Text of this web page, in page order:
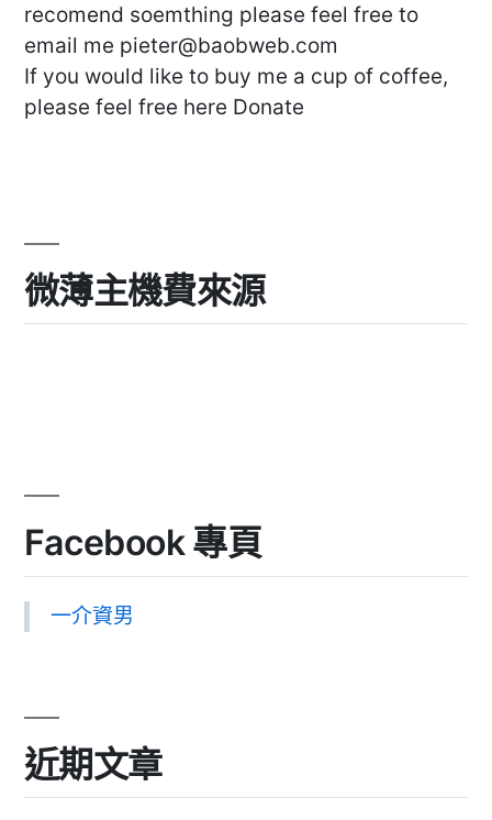
recomend soemthing please feel free to
email me pieter@baobweb.com
If you would like to buy me a cup of coffee,
please feel free here Donate
微薄主機費來源
Facebook 專頁
一介資男
近期文章